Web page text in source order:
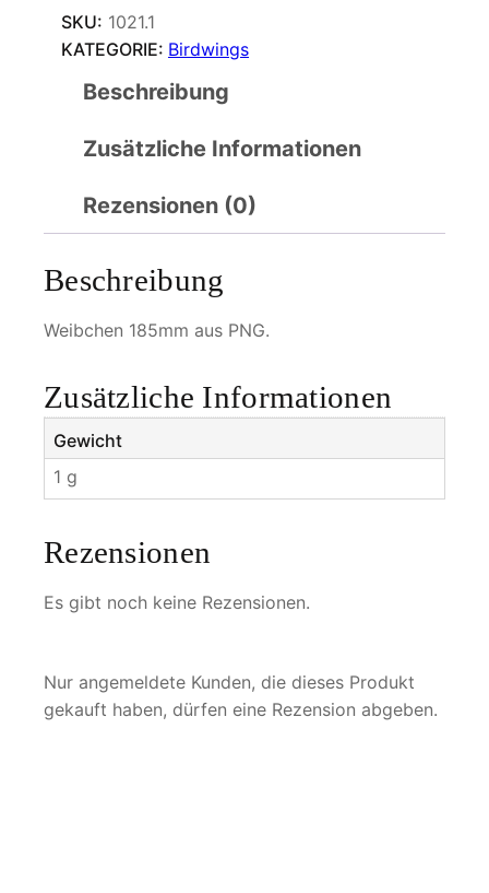
t
h
c
i
e
a
c
h
m
e
a
n
g
SKU: 1021.1
KATEGORIE: Birdwings
Beschreibung
Zusätzliche Informationen
Rezensionen (0)
Beschreibung
Weibchen 185mm aus PNG.
Zusätzliche Informationen
Gewicht
1 g
Rezensionen
Es gibt noch keine Rezensionen.
Nur angemeldete Kunden, die dieses Produkt
gekauft haben, dürfen eine Rezension abgeben.